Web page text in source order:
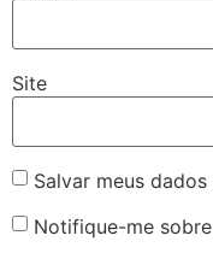
Site
Salvar meus
Notifique-me